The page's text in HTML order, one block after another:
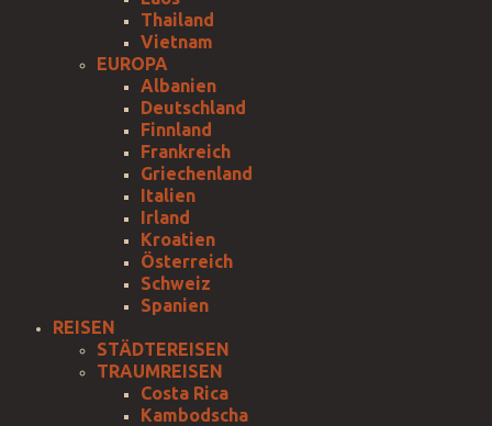
Thailand
Vietnam
EUROPA
Albanien
Deutschland
Finnland
Frankreich
Griechenland
Italien
Irland
Kroatien
Österreich
Schweiz
Spanien
REISEN
STÄDTEREISEN
TRAUMREISEN
Costa Rica
Kambodscha